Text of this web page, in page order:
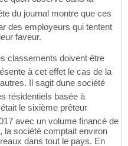
du journal montre que ces
des employeurs qui tentent
faveur.
classements doivent être
à cet effet le cas de la
Il sagit dune société
résidentiels basée à
le sixième prêteur
avec un volume financé de
la société comptait environ
dans tout le pays. En